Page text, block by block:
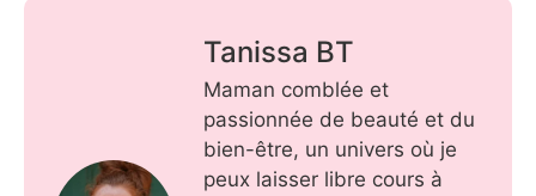
Tanissa BT
Maman comblée et
passionnée de beauté et du
bien-être, un univers où je
peux laisser libre cours à